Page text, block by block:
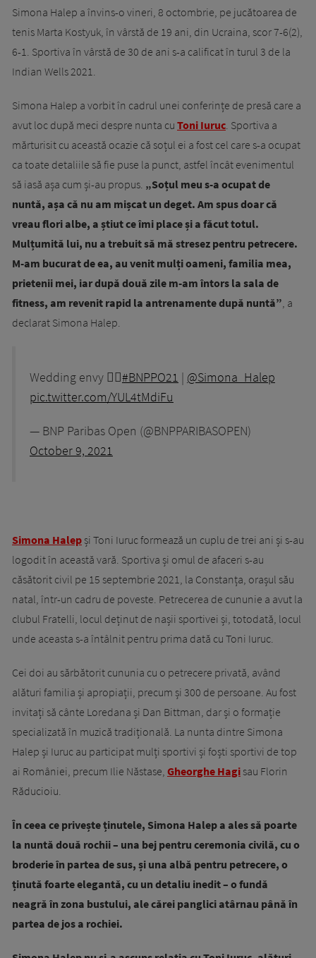
Simona Halep a învins-o vineri, 8 octombrie, pe jucătoarea de
tenis Marta Kostyuk, în vârstă de 19 ani, din Ucraina, scor 7-6(2),
6-1. Sportiva în vârstă de 30 de ani s-a calificat în turul 3 de la
Indian Wells 2021.
Simona Halep a vorbit în cadrul unei conferințe de presă care a
avut loc după meci despre nunta cu Toni Iuruc. Sportiva a
mărturisit cu această ocazie că soțul ei a fost cel care s-a ocupat
ca toate detaliile să fie puse la punct, astfel încât evenimentul
să iasă așa cum și-au propus. „Soțul meu s-a ocupat de
nuntă, așa că nu am mișcat un deget. Am spus doar că
vreau flori albe, a știut ce îmi place și a făcut totul.
Mulțumită lui, nu a trebuit să mă stresez pentru petrecere.
M-am bucurat de ea, au venit mulți oameni, familia mea,
prietenii mei, iar după două zile m-am întors la sala de
fitness, am revenit rapid la antrenamente după nuntă”, a
declarat Simona Halep.
Wedding envy 👰‍♀️#BNPPO21 | @Simona_Halep
pic.twitter.com/YUL4tMdiFu
— BNP Paribas Open (@BNPPARIBASOPEN)
October 9, 2021
Simona Halepși Toni Iuruc formează un cuplu de trei ani și s-au
logodit în această vară. Sportiva și omul de afaceri s-au
căsătorit civil pe 15 septembrie 2021, la Constanța, orașul său
natal, într-un cadru de poveste. Petrecerea de cununie a avut la
clubul Fratelli, locul deținut de nașii sportivei și, totodată, locul
unde aceasta s-a întâlnit pentru prima dată cu Toni Iuruc.
Cei doi au sărbătorit cununia cu o petrecere privată, având
alături familia și apropiații, precum și 300 de persoane. Au fost
invitați să cânte Loredana și Dan Bittman, dar și o formație
specializată în muzică tradițională. La nunta dintre Simona
Halep și Iuruc au participat mulți sportivi și foști sportivi de top
ai României, precum Ilie Năstase, Gheorghe Hagisau Florin
Răducioiu.
În ceea ce privește ținutele, Simona Halep a ales să poarte
la nuntă două rochii – una bej pentru ceremonia civilă, cu o
broderie în partea de sus, și una albă pentru petrecere, o
ținută foarte elegantă, cu un detaliu inedit – o fundă
neagră în zona bustului, ale cărei panglici atârnau până în
partea de jos a rochiei.